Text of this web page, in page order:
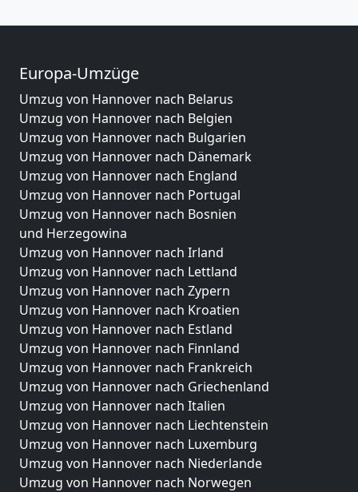
Europa-Umzüge
Umzug von Hannover nach Belarus
Umzug von Hannover nach Belgien
Umzug von Hannover nach Bulgarien
Umzug von Hannover nach Dänemark
Umzug von Hannover nach England
Umzug von Hannover nach Portugal
Umzug von Hannover nach Bosnien
und Herzegowina
Umzug von Hannover nach Irland
Umzug von Hannover nach Lettland
Umzug von Hannover nach Zypern
Umzug von Hannover nach Kroatien
Umzug von Hannover nach Estland
Umzug von Hannover nach Finnland
Umzug von Hannover nach Frankreich
Umzug von Hannover nach Griechenland
Umzug von Hannover nach Italien
Umzug von Hannover nach Liechtenstein
Umzug von Hannover nach Luxemburg
Umzug von Hannover nach Niederlande
Umzug von Hannover nach Norwegen